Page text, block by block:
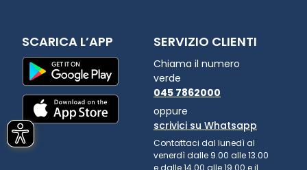
SCARICA L’APP SERVIZIO CLIENTI
Chiama il numero
verde
045 7862000
oppure
scrivici su Whatsapp
Contattaci dal lunedì al
venerdì dalle 9.00 alle 13.00
e dalle 14.00 alle 19.00 e il